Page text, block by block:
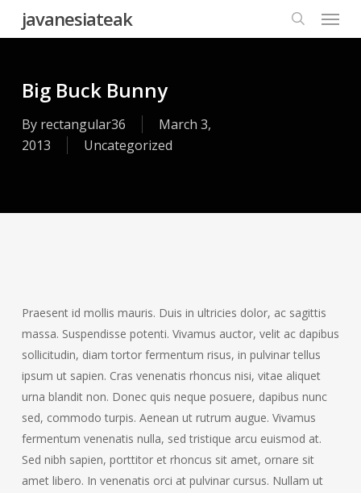
javanesiateak
search
Menu
Big Buck Bunny
By rectangular36
March 3,
2013
Uncategorized
Praesent id mollis mauris. Duis in ultricies dolor, ac sagittis
massa. Suspendisse potenti. Vivamus auctor, velit ac dapibus
sollicitudin, diam tortor fermentum risus, in pulvinar tellus
ipsum ut sapien. Cras venenatis rhoncus nisi, vitae aliquet
urna blandit non. Donec quis neque posuere, dapibus nunc
sed, commodo turpis. Aenean ut rutrum augue. Vivamus
fermentum venenatis nulla, sed tristique arcu euismod at.
Sed nibh sapien, porttitor et rhoncus sit amet, ornare sit
amet libero. In venenatis orci at pulvinar cursus. Nullam ut